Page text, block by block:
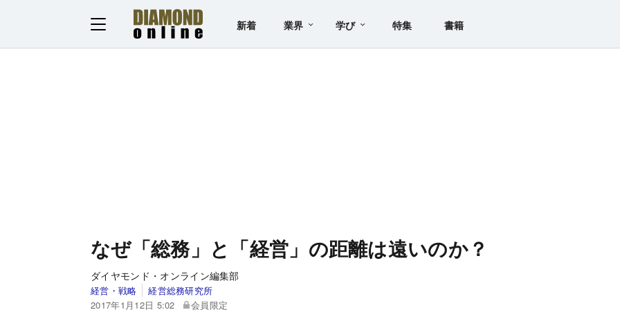
新着 業界 学び 特集 書籍
なぜ「総務」と「経営」の距離は遠いのか？
ダイヤモンド・オンライン編集部
経営・戦略
経営総務研究所
2017年1月12日 5:02
会員限定